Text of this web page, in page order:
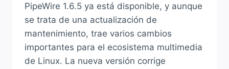
PipeWire 1.6.5 ya está disponible, y aunque
se trata de una actualización de
mantenimiento, trae varios cambios
importantes para el ecosistema multimedia
de Linux. La nueva versión corrige